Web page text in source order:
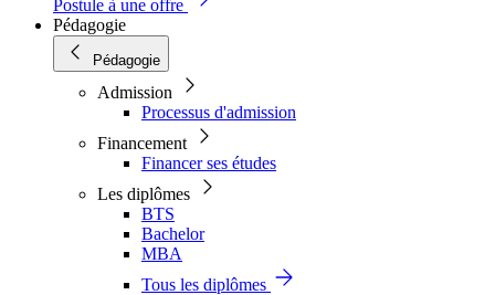
Postule à une offre
Pédagogie
Pédagogie
Admission
Processus d'admission
Financement
Financer ses études
Les diplômes
BTS
Bachelor
MBA
Tous les diplômes